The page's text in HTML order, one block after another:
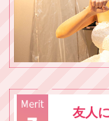
友人